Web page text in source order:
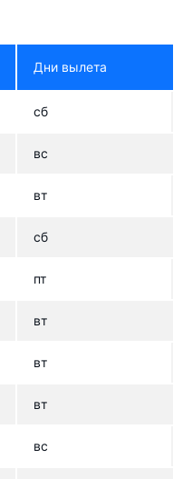
Дни вылета
сб
вс
вт
сб
пт
вт
вт
вт
вс